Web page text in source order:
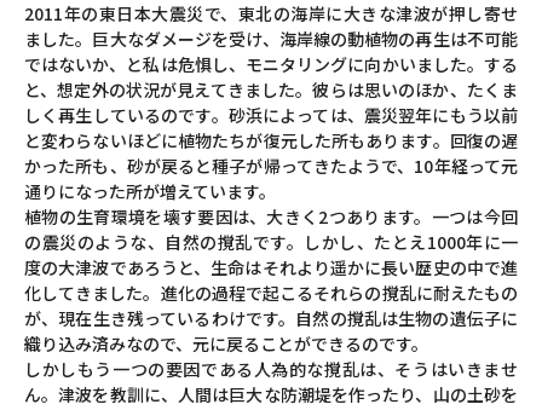
2011年の東日本大震災で、東北の海岸に大きな津波が押し寄せ
ました。巨大なダメージを受け、海岸線の動植物の再生は不可能
ではないか、と私は危惧し、モニタリングに向かいました。する
と、想定外の状況が見えてきました。彼らは思いのほか、たくま
しく再生しているのです。砂浜によっては、震災翌年にもう以前
と変わらないほどに植物たちが復元した所もあります。回復の遅
かった所も、砂が戻ると種子が帰ってきたようで、10年経って元
通りになった所が増えています。
植物の生育環境を壊す要因は、大きく2つあります。一つは今回
の震災のような、自然の撹乱です。しかし、たとえ1000年に一
度の大津波であろうと、生命はそれより遥かに長い歴史の中で進
化してきました。進化の過程で起こるそれらの撹乱に耐えたもの
が、現在生き残っているわけです。自然の撹乱は生物の遺伝子に
織り込み済みなので、元に戻ることができるのです。
しかしもう一つの要因である人為的な撹乱は、そうはいきませ
ん。津波を教訓に、人間は巨大な防潮堤を作ったり、山の土砂を